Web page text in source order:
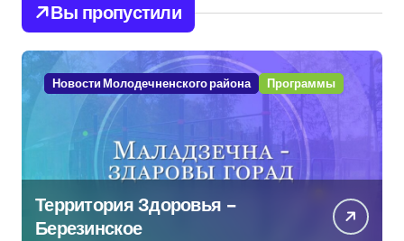
Вы пропустили
Новости Молодечненского района Программы
Территория Здоровья –
Березинское